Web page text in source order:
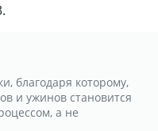
благодаря которому,
и ужинов становится
а не